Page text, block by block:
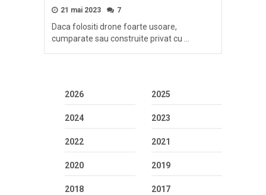
21 mai 2023 7
Daca folositi drone foarte usoare,
cumparate sau construite privat cu …
2026 2025
2024 2023
2022 2021
2020 2019
2018 2017